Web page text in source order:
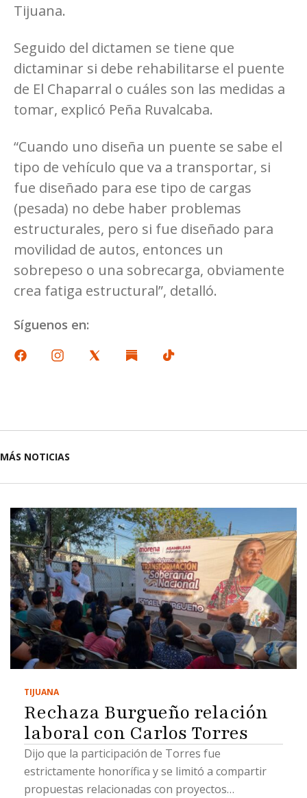
Tijuana.
Seguido del dictamen se tiene que
dictaminar si debe rehabilitarse el puente
de El Chaparral o cuáles son las medidas a
tomar, explicó Peña Ruvalcaba.
“Cuando uno diseña un puente se sabe el
tipo de vehículo que va a transportar, si
fue diseñado para ese tipo de cargas
(pesada) no debe haber problemas
estructurales, pero si fue diseñado para
movilidad de autos, entonces un
sobrepeso o una sobrecarga, obviamente
crea fatiga estructural”, detalló.
Síguenos en:
MÁS NOTICIAS
TIJUANA
Rechaza Burgueño relación
laboral con Carlos Torres
Dijo que la participación de Torres fue
estrictamente honorífica y se limitó a compartir
propuestas relacionadas con proyectos